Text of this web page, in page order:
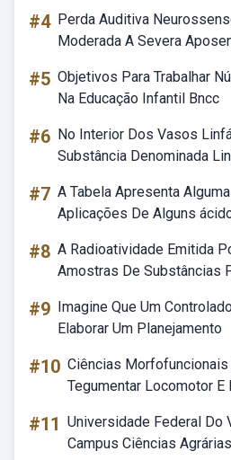
#4 Perda Auditiva
Moderada A Severa
#5 Objetivos Para Trabalhar
Na Educação Infantil Bncc
#6 No Interior Dos Vasos
Substância Denominada
#7 A Tabela Apresenta
Aplicações De Alguns
#8 A Radioatividade Emitida
Amostras De Substâncias
#9 Imagine Que Um
Elaborar Um Planejamento
#10 Ciências
Tegumentar Locomotor E
#11 Universidade Federal Do
Campus Ciências Agrárias